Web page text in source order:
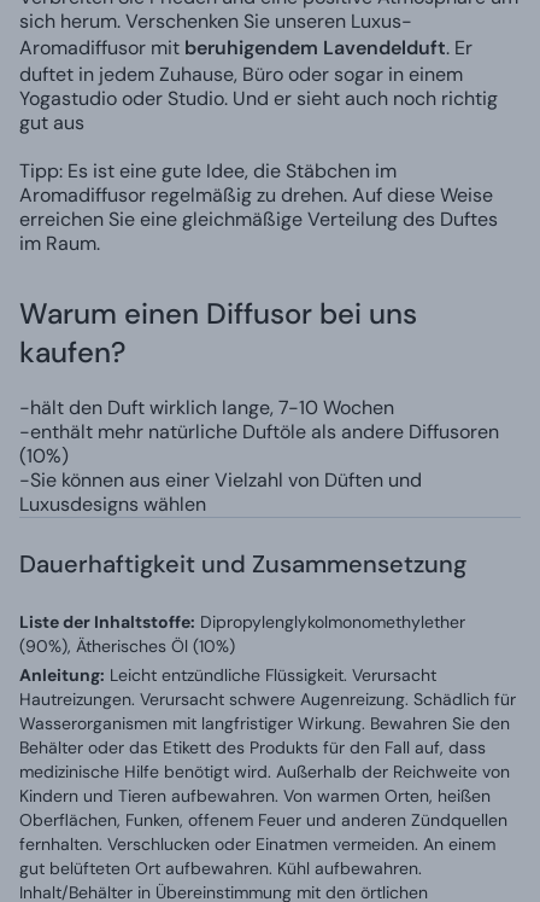
sich herum. Verschenken Sie unseren Luxus-
Aromadiffusor mit beruhigendem Lavendelduft. Er
duftet in jedem Zuhause, Büro oder sogar in einem
Yogastudio oder Studio. Und er sieht auch noch richtig
gut aus
Tipp: Es ist eine gute Idee, die Stäbchen im
Aromadiffusor regelmäßig zu drehen. Auf diese Weise
erreichen Sie eine gleichmäßige Verteilung des Duftes
im Raum.
Warum einen Diffusor bei uns
kaufen?
-hält den Duft wirklich lange, 7-10 Wochen
-enthält mehr natürliche Duftöle als andere Diffusoren
(10%)
-Sie können aus einer Vielzahl von Düften und
Luxusdesigns wählen
Dauerhaftigkeit und Zusammensetzung
Liste der Inhaltstoffe: Dipropylenglykolmonomethylether
(90%), Ätherisches Öl (10%)
Anleitung: Leicht entzündliche Flüssigkeit. Verursacht
Hautreizungen. Verursacht schwere Augenreizung. Schädlich für
Wasserorganismen mit langfristiger Wirkung. Bewahren Sie den
Behälter oder das Etikett des Produkts für den Fall auf, dass
medizinische Hilfe benötigt wird. Außerhalb der Reichweite von
Kindern und Tieren aufbewahren. Von warmen Orten, heißen
Oberflächen, Funken, offenem Feuer und anderen Zündquellen
fernhalten. Verschlucken oder Einatmen vermeiden. An einem
gut belüfteten Ort aufbewahren. Kühl aufbewahren.
Inhalt/Behälter in Übereinstimmung mit den örtlichen